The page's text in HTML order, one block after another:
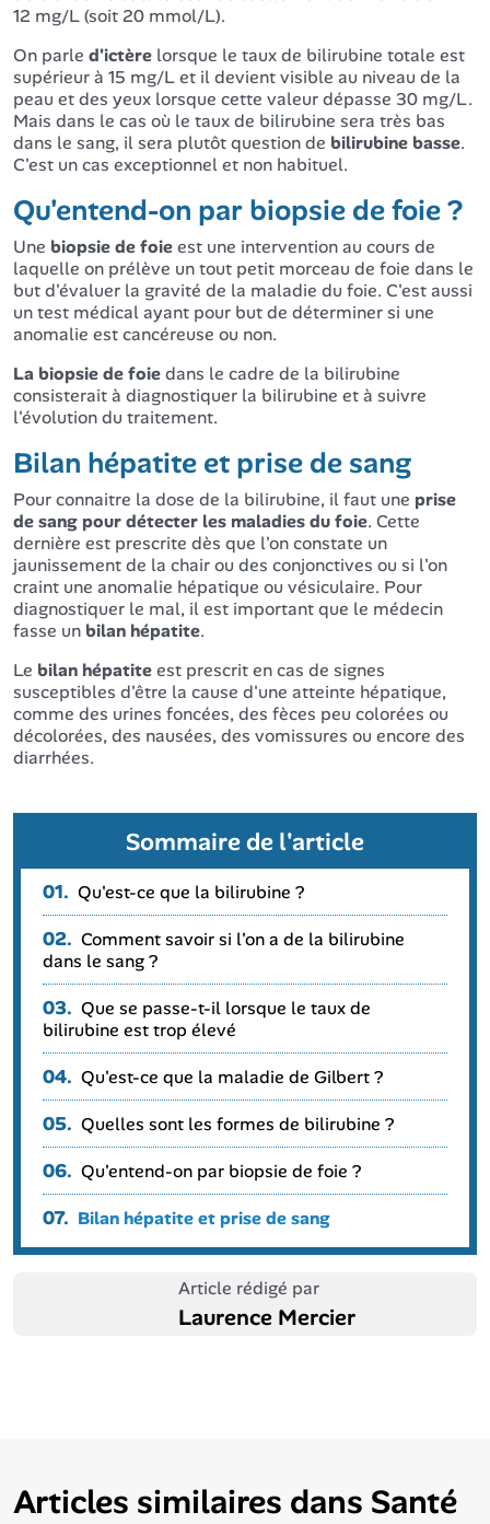
12 mg/L (soit 20 mmol/L).
On parle d'ictère lorsque le taux de bilirubine totale est
supérieur à 15 mg/L et il devient visible au niveau de la
peau et des yeux lorsque cette valeur dépasse 30 mg/L.
Mais dans le cas où le taux de bilirubine sera très bas
dans le sang, il sera plutôt question de bilirubine basse.
C'est un cas exceptionnel et non habituel.
Qu'entend-on par biopsie de foie ?
Une biopsie de foieest une intervention au cours de
laquelle on prélève un tout petit morceau de foie dans le
but d'évaluer la gravité de la maladie du foie. C'est aussi
un test médical ayant pour but de déterminer si une
anomalie est cancéreuse ou non.
La biopsie de foiedans le cadre de la bilirubine
consisterait à diagnostiquer la bilirubine et à suivre
l'évolution du traitement.
Bilan hépatite et prise de sang
Pour connaitre la dose de la bilirubine, il faut une prise
de sang pour détecter les maladies du foie. Cette
dernière est prescrite dès que l'on constate un
jaunissement de la chair ou des conjonctives ou si l'on
craint une anomalie hépatique ou vésiculaire. Pour
diagnostiquer le mal, il est important que le médecin
fasse un bilan hépatite.
Le bilan hépatiteest prescrit en cas de signes
susceptibles d'être la cause d'une atteinte hépatique,
comme des urines foncées, des fèces peu colorées ou
décolorées, des nausées, des vomissures ou encore des
diarrhées.
Sommaire de l'article
01. Qu'est-ce que la bilirubine ?
02. Comment savoir si l'on a de la bilirubine
dans le sang ?
03. Que se passe-t-il lorsque le taux de
bilirubine est trop élevé
04. Qu'est-ce que la maladie de Gilbert ?
05. Quelles sont les formes de bilirubine ?
06. Qu'entend-on par biopsie de foie ?
07. Bilan hépatite et prise de sang
Article rédigé par
Laurence Mercier
Articles similaires dans Santé